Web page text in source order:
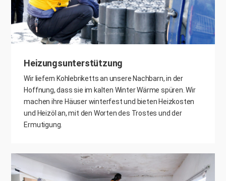
Heizungsunterstützung
Wir liefern Kohlebriketts an unsere Nachbarn, in der
Hoffnung, dass sie im kalten Winter Wärme spüren. Wir
machen ihre Häuser winterfest und bieten Heizkosten
und Heizöl an, mit den Worten des Trostes und der
Ermutigung.